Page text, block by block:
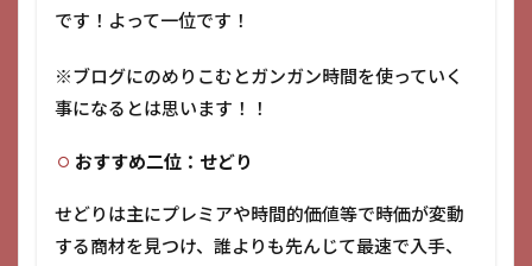
です！よって一位です！
※ブログにのめりこむとガンガン時間を使っていく
事になるとは思います！！
おすすめ二位：せどり
せどりは主にプレミアや時間的価値等で時価が変動
する商材を見つけ、誰よりも先んじて最速で入手、